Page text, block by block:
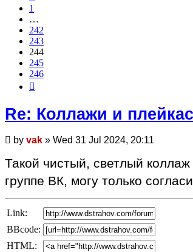
1
…
242
243
244
245
246
Re: Коллажи и
Unread
by vak » Wed 31 Jul 2024, 20:11
Такой чистый, светлый
группе ВК, могу только
Link:
BBcode:
HTML: